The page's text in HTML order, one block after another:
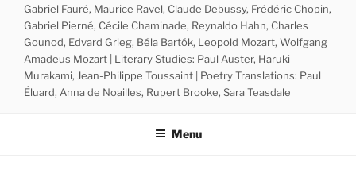
Gabriel Fauré, Maurice Ravel, Claude Debussy, Frédéric Chopin,
Gabriel Pierné, Cécile Chaminade, Reynaldo Hahn, Charles
Gounod, Edvard Grieg, Béla Bartók, Leopold Mozart, Wolfgang
Amadeus Mozart | Literary Studies: Paul Auster, Haruki
Murakami, Jean-Philippe Toussaint | Poetry Translations: Paul
Éluard, Anna de Noailles, Rupert Brooke, Sara Teasdale
Menu